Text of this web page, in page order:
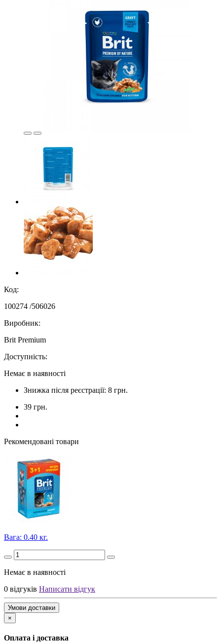
Код:
100274 /506026
Виробник:
Brit Premium
Доступність:
Немає в наявності
Знижка після реєстрації: 8 грн.
39 грн.
Рекомендовані товари
Вага: 0.40 кг.
Немає в наявності
0 відгуків Написати відгук
Умови доставки
×
Оплата і доставка